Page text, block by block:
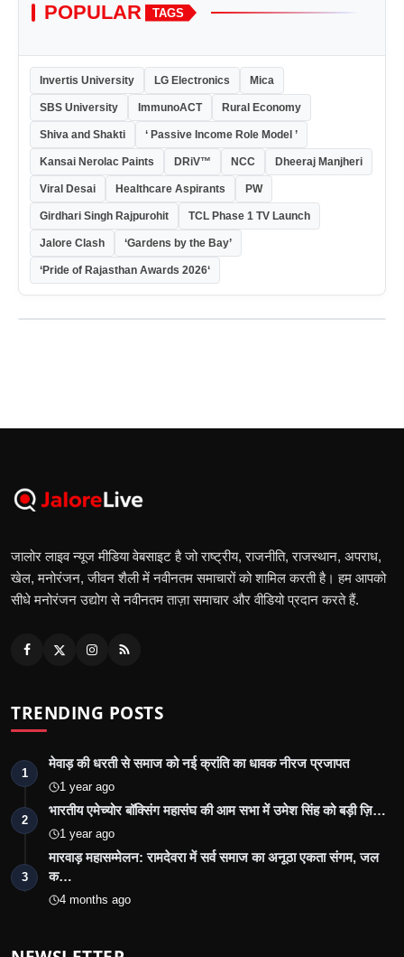
POPULAR TAGS
Invertis University LG Electronics Mica
SBS University ImmunoACT Rural Economy
Shiva and Shakti ‘ Passive Income Role Model ’
Kansai Nerolac Paints DRiV™ NCC Dheeraj Manjheri
Viral Desai Healthcare Aspirants PW
Girdhari Singh Rajpurohit TCL Phase 1 TV Launch
Jalore Clash ‘Gardens by the Bay’
‘Pride of Rajasthan Awards 2026‘
जालोर लाइव न्यूज मीडिया वेबसाइट है जो राष्ट्रीय, राजनीति, राजस्थान, अपराध,
खेल, मनोरंजन, जीवन शैली में नवीनतम समाचारों को शामिल करती है। हम आपको
सीधे मनोरंजन उद्योग से नवीनतम ताज़ा समाचार और वीडियो प्रदान करते हैं.
TRENDING POSTS
1
मेवाड़ की धरती से समाज को नई क्रांति का धावक नीरज प्रजापत
1 year ago
2
भारतीय एमेच्योर बॉक्सिंग महासंघ की आम सभा में उमेश सिंह को बड़ी ज़ि…
1 year ago
3
मारवाड़ महासम्मेलन: रामदेवरा में सर्व समाज का अनूठा एकता संगम, जल
क…
4 months ago